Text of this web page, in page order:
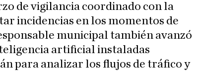
de vigilancia coordinado con la
incidencias en los momentos de
municipal también avanzó
artificial instaladas
para analizar los flujos de tráfico y